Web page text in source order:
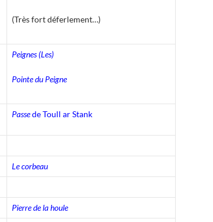
(Très fort déferlement…)
Peignes (Les)
Pointe du Peigne
Passede Toull ar Stank
Le corbeau
Pierre de la houle